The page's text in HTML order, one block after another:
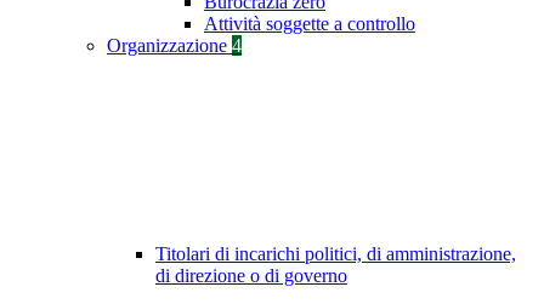
Attività soggette a controllo
Organizzazione 4
Titolari di incarichi politici, di amministrazione,
di direzione o di governo